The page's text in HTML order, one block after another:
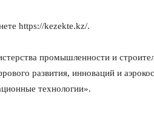
https://kezekte.kz/.
промышленности и
развития, инноваций и
технологии».